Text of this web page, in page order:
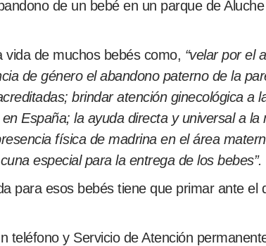
de un bebé en un parque de
vida de muchos bebés como, “velar por el
de género el abandono paterno de la
brindar atención ginecológica a
España; la ayuda directa y universal a
física de madrina en el área
especial para la entrega de los bebes”.
para esos bebés tiene que primar ante
teléfono y Servicio de Atención